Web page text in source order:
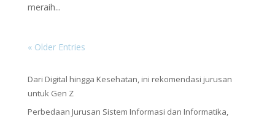
meraih...
« Older Entries
Dari Digital hingga Kesehatan, ini rekomendasi jurusan
untuk Gen Z
Perbedaan Jurusan Sistem Informasi dan Informatika,